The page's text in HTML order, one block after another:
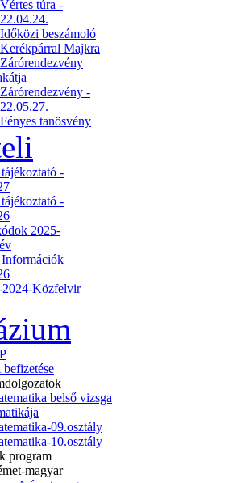
túra -
beszámoló
Majkra
-
tanösvény
-
-
2025-
2024-Közfelvir
belső vizsga
09.osztály
10.osztály
program
magyar